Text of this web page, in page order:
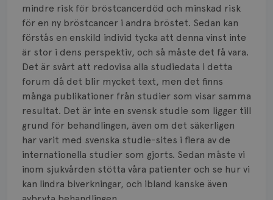
mindre risk för bröstcancerdöd och minskad risk
för en ny bröstcancer i andra bröstet. Sedan kan
förstås en enskild individ tycka att denna vinst inte
är stor i dens perspektiv, och så måste det få vara.
Det är svårt att redovisa alla studiedata i detta
forum då det blir mycket text, men det finns
många publikationer från studier som visar samma
resultat. Det är inte en svensk studie som ligger till
grund för behandlingen, även om det säkerligen
har varit med svenska studie-sites i flera av de
internationella studier som gjorts. Sedan måste vi
inom sjukvården stötta våra patienter och se hur vi
kan lindra biverkningar, och ibland kanske även
Vätska